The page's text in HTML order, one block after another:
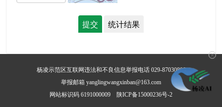
杨凌示范区互联网违法和不良信息举报电话 029-87030800
举报邮箱 yanglingwangxinban@163.com
网站标识码 6191000009
陕ICP备15000236号-2
✕